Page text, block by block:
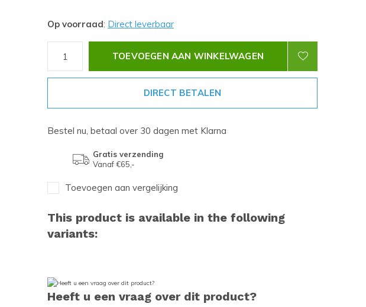
Op voorraad: Direct leverbaar
TOEVOEGEN AAN WINKELWAGEN
DIRECT BETALEN
Bestel nu, betaal over 30 dagen met Klarna
Gratis verzending
Vanaf €65,-
Toevoegen aan vergelijking
This product is available in the following
variants:
Heeft u een vraag over dit product?